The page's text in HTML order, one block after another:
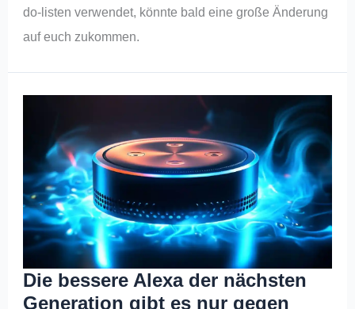
do-listen verwendet, könnte bald eine große Änderung
auf euch zukommen.
Die bessere Alexa der nächsten
Generation gibt es nur gegen